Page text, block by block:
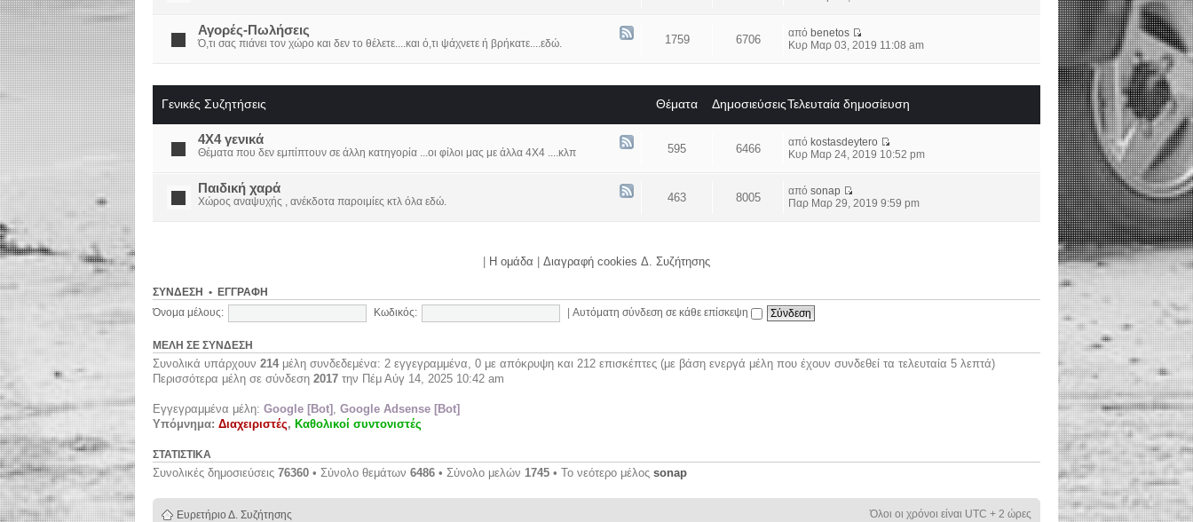
Αγορές-Πωλήσεις
Ό,τι σας πιάνει τον χώρο και δεν το θέλετε....και ό,τι ψάχνετε ή βρήκατε....εδώ. 1759 6706 από benetos
Κυρ Μαρ 03, 2019 11:08 am
Γενικές Συζητήσεις Θέματα ΔημοσιεύσειςΤελευταία δημοσίευση
4X4 γενικά
Θέματα που δεν εμπίπτουν σε άλλη κατηγορία ...οι φίλοι μας με άλλα 4Χ4 ....κλπ 595 6466 από kostasdeytero
Κυρ Μαρ 24, 2019 10:52 pm
Παιδική χαρά
Χώρος αναψυχής , ανέκδοτα παροιμίες κτλ όλα εδώ. 463 8005 απόsonap
Παρ Μαρ 29, 2019 9:59 pm
Η ομάδα Διαγραφή cookies Δ. Συζήτησης
ΣΎΝΔΕΣΗ • ΕΓΓΡΑΦΉ
Όνομα μέλους: Κωδικός: Αυτόματη σύνδεση σε κάθε επίσκεψη
ΜΈΛΗ ΣΕ ΣΎΝΔΕΣΗ
Συνολικά υπάρχουν 214 μέλη συνδεδεμένα: 2 εγγεγραμμένα, 0 με απόκρυψη και 212 επισκέπτες (με βάση ενεργά μέλη που έχουν συνδεθεί τα τελευταία 5 λεπτά)
Περισσότερα μέλη σε σύνδεση 2017 την Πέμ Αύγ 14, 2025 10:42 am
Εγγεγραμμένα μέλη: Google [Bot] , Google Adsense [Bot]
Υπόμνημα: Διαχειριστές, Καθολικοί συντονιστές
ΣΤΑΤΙΣΤΙΚΆ
Συνολικές δημοσιεύσεις 76360 • Σύνολο θεμάτων 6486 • Σύνολο μελών 1745 • Το νεότερο μέλος sonap
Ευρετήριο Δ. Συζήτησης Όλοι οι χρόνοι είναι UTC + 2 ώρες